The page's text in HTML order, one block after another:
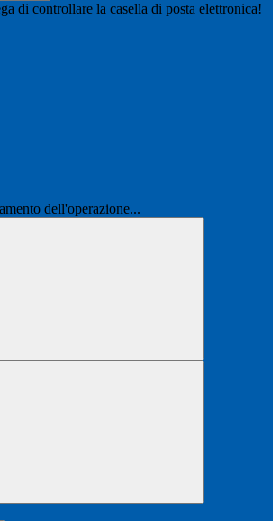
di controllare la casella di posta elettronica!
dell'operazione...